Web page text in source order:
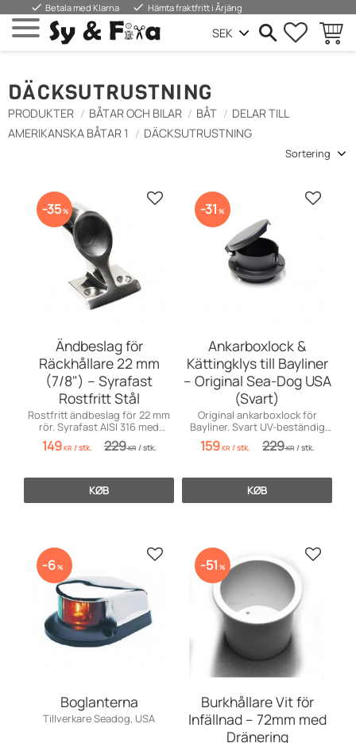
Menu
done Betala med Klarna done Hämta fraktfritt i Årjäng
DÄCKSUTRUSTNING
PRODUKTER BÅTAR OCH BILAR BÅT
DELAR TILL
AMERIKANSKA BÅTAR 1
DÄCKSUTRUSTNING
Vælg sorteringsmetode
Ändbeslag för
Räckhållare 22 mm
(7/8") – Syrafast
Rostfritt Stål
Rostfritt ändbeslag för 22 mm
rör. Syrafast AISI 316 med
högpolerad finish. Perfekt
avslut för båtens handräcken.
149KR /stk. 229KR /stk.
35% Gem som favorit
KØB
Ankarboxlock &
Kättingklys till Bayliner
– Original Sea-Dog USA
(Svart)
Original ankarboxlock för
Bayliner. Svart UV-beständig
plast. Hålmått 70mm. Från Sea-
Dog USA!
159KR /stk. 229KR /stk.
31 % Gem
KØB
Boglanterna
Tillverkare Seadog, USA
6% Gem som favorit
Burkhållare Vit för
Infällnad – 72mm med
Dränering
51 % Gem